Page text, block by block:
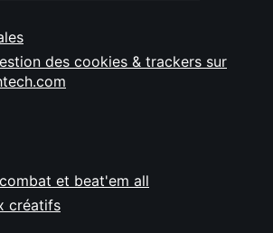
des cookies & trackers sur
et beat'em all
créatifs